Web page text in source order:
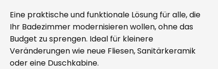
Eine praktische und funktionale Lösung für alle, die
Ihr Badezimmer modernisieren wollen, ohne das
Budget zu sprengen. Ideal für kleinere
Veränderungen wie neue Fliesen, Sanitärkeramik
oder eine Duschkabine.